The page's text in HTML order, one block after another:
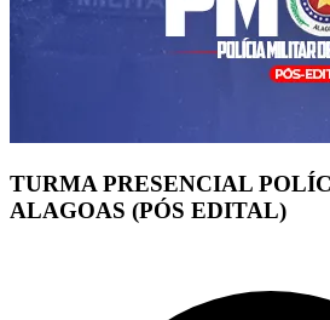
TURMA PRESENCIAL
ALAGOAS (PÓS EDITAL)